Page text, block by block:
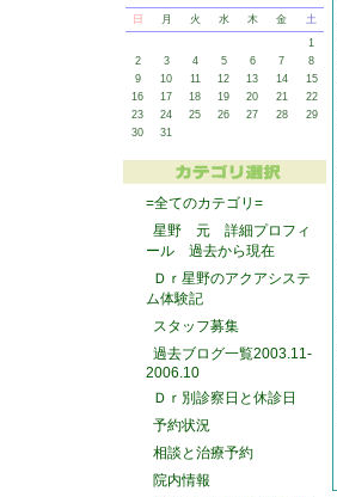
日 月 火 水 木 金
土
1
2
3 4 5 6 7
8
9
10 11 12 13 14
15
16
17 18 19 20 21
22
23
24 25 26 27 28
29
30
31
=全てのカテゴリ=
星野 元 詳細プロフィ
ール 過去から現在
Ｄｒ星野のアクアシステ
ム体験記
スタッフ募集
過去ブログ一覧2003.11-
2006.10
Ｄｒ別診察日と休診日
予約状況
相談と治療予約
院内情報